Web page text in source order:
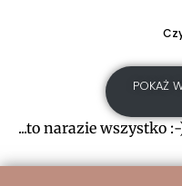
POKAŻ
...to narazie wszystko